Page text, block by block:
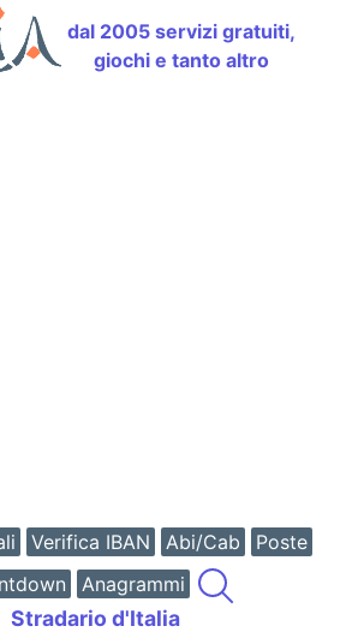
dal 2005 servizi gratuiti,
giochi e tanto altro
Verifica IBAN Abi/Cab
Poste
Anagrammi
Stradario d'Italia